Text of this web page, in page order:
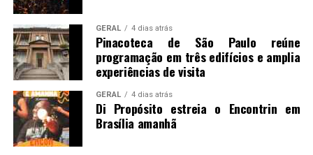
GERAL 4 dias atrás
Pinacoteca de São Paulo reúne
programação em três edifícios e amplia
experiências de visita
GERAL 4 dias atrás
Di Propósito estreia o Encontrin em
Brasília amanhã